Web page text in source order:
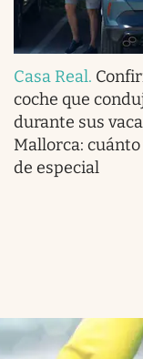
Casa Real.
coche que
durante sus
Mallorca:
de especial